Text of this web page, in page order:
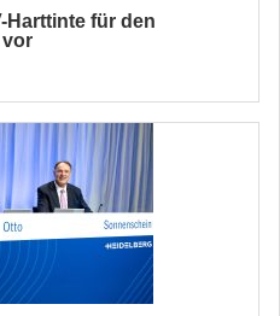
Harttinte für den